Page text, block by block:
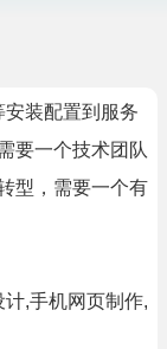
装配置到服务
要一个技术团队
型，需要一个有
,手机网页制作,